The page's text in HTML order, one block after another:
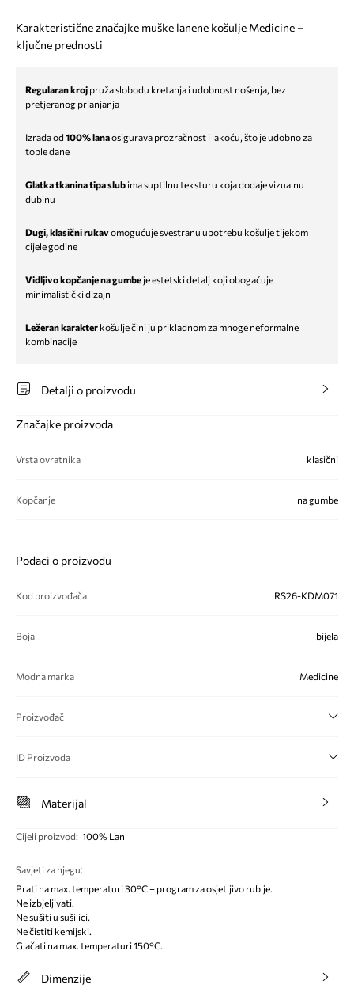
Karakteristične značajke muške lanene košulje Medicine –
ključne prednosti
Regularan kroj pruža slobodu kretanja i udobnost nošenja, bez
pretjeranog prianjanja
Izrada od 100% lanaosigurava prozračnost i lakoću, što je udobno za
tople dane
Glatka tkanina tipa slub ima suptilnu teksturu koja dodaje vizualnu
dubinu
Dugi, klasični rukavomogućuje svestranu upotrebu košulje tijekom
cijele godine
Vidljivo kopčanje na gumbe je estetski detalj koji obogaćuje
minimalistički dizajn
Ležeran karakter košulje čini ju prikladnom za mnoge neformalne
kombinacije
Detalji o proizvodu
Značajke proizvoda
Vrsta ovratnika klasični
Kopčanje na gumbe
Podaci o proizvodu
Kod proizvođača RS26-KDM071
Boja bijela
Modna marka Medicine
Proizvođač
ID Proizvoda
Materijal
Cijeli proizvod: 100% Lan
Savjeti za njegu:
Prati na max. temperaturi 30°C – program za osjetljivo rublje.
Ne izbjeljivati.
Ne sušiti u sušilici.
Ne čistiti kemijski.
Glačati na max. temperaturi 150°C.
Dimenzije